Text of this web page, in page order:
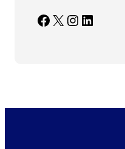
Facebook X InstagramLinkedIn